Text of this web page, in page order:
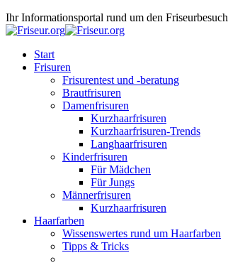
Ihr Informationsportal rund um den Friseurbesuch
Start
Frisuren
Frisurentest und -beratung
Brautfrisuren
Damenfrisuren
Kurzhaarfrisuren
Kurzhaarfrisuren-Trends
Langhaarfrisuren
Kinderfrisuren
Für Mädchen
Für Jungs
Männerfrisuren
Kurzhaarfrisuren
Haarfarben
Wissenswertes rund um Haarfarben
Tipps & Tricks